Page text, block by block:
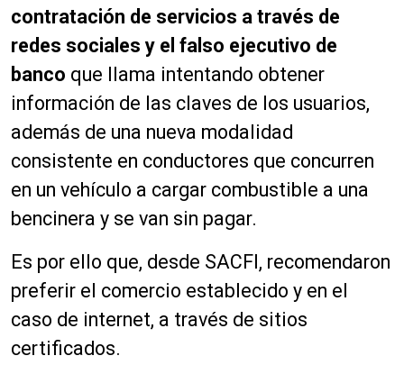
contratación de servicios a través de
redes sociales y el falso ejecutivo de
banco que llama intentando obtener
información de las claves de los usuarios,
además de una nueva modalidad
consistente en conductores que concurren
en un vehículo a cargar combustible a una
bencinera y se van sin pagar.
Es por ello que, desde SACFI, recomendaron
preferir el comercio establecido y en el
caso de internet, a través de sitios
certificados.